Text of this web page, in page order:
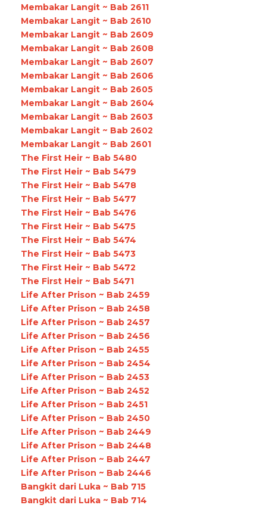
Membakar Langit ~ Bab 2611
Membakar Langit ~ Bab 2610
Membakar Langit ~ Bab 2609
Membakar Langit ~ Bab 2608
Membakar Langit ~ Bab 2607
Membakar Langit ~ Bab 2606
Membakar Langit ~ Bab 2605
Membakar Langit ~ Bab 2604
Membakar Langit ~ Bab 2603
Membakar Langit ~ Bab 2602
Membakar Langit ~ Bab 2601
The First Heir ~ Bab 5480
The First Heir ~ Bab 5479
The First Heir ~ Bab 5478
The First Heir ~ Bab 5477
The First Heir ~ Bab 5476
The First Heir ~ Bab 5475
The First Heir ~ Bab 5474
The First Heir ~ Bab 5473
The First Heir ~ Bab 5472
The First Heir ~ Bab 5471
Life After Prison ~ Bab 2459
Life After Prison ~ Bab 2458
Life After Prison ~ Bab 2457
Life After Prison ~ Bab 2456
Life After Prison ~ Bab 2455
Life After Prison ~ Bab 2454
Life After Prison ~ Bab 2453
Life After Prison ~ Bab 2452
Life After Prison ~ Bab 2451
Life After Prison ~ Bab 2450
Life After Prison ~ Bab 2449
Life After Prison ~ Bab 2448
Life After Prison ~ Bab 2447
Life After Prison ~ Bab 2446
Bangkit dari Luka ~ Bab 715
Bangkit dari Luka ~ Bab 714